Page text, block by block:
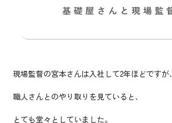
現場監督の宮本さんは入社して2年ほどですが、
職人さんとのやり取りを見ていると、
とても堂々としていました。